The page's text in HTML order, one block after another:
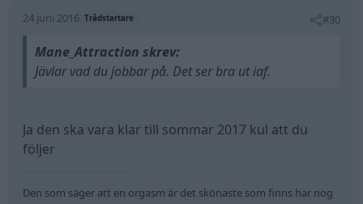
24 juni 2016 Trådstartare #30
Mane_Attraction skrev:
Jävlar vad du jobbar på. Det ser bra ut iaf.
Ja den ska vara klar till sommar 2017 kul att du
följer
Den som säger att en orgasm är det skönaste som finns har nog